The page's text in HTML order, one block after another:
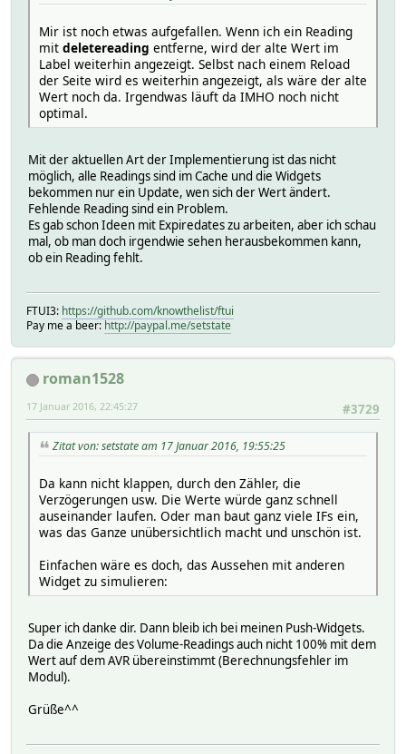
Mir ist noch etwas aufgefallen. Wenn ich ein Reading
mit deletereading entferne, wird der alte Wert im
Label weiterhin angezeigt. Selbst nach einem Reload
der Seite wird es weiterhin angezeigt, als wäre der alte
Wert noch da. Irgendwas läuft da IMHO noch nicht
optimal.
Mit der aktuellen Art der Implementierung ist das nicht
möglich, alle Readings sind im Cache und die Widgets
bekommen nur ein Update, wen sich der Wert ändert.
Fehlende Reading sind ein Problem.
Es gab schon Ideen mit Expiredates zu arbeiten, aber ich schau
mal, ob man doch irgendwie sehen herausbekommen kann,
ob ein Reading fehlt.
FTUI3: https://github.com/knowthelist/ftui
Pay me a beer: http://paypal.me/setstate
roman1528
#3729
17 Januar 2016, 22:45:27
Zitat von: setstate am 17 Januar 2016, 19:55:25
Da kann nicht klappen, durch den Zähler, die
Verzögerungen usw. Die Werte würde ganz schnell
auseinander laufen. Oder man baut ganz viele IFs ein,
was das Ganze unübersichtlich macht und unschön ist.
Einfachen wäre es doch, das Aussehen mit anderen
Widget zu simulieren:
Super ich danke dir. Dann bleib ich bei meinen Push-Widgets.
Da die Anzeige des Volume-Readings auch nicht 100% mit dem
Wert auf dem AVR übereinstimmt (Berechnungsfehler im
Modul).
Grüße^^